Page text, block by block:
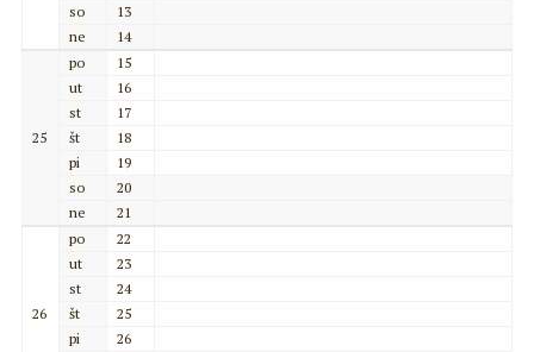
so
13
ne
14
25
po
15
ut
16
st
17
št
18
pi
19
so
20
ne
21
26
po
22
ut
23
st
24
št
25
pi
26